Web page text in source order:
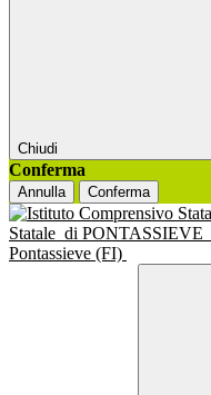
Chiudi
Conferma
Annulla Conferma
Statale di PONTASSIEVE
Pontassieve (FI)